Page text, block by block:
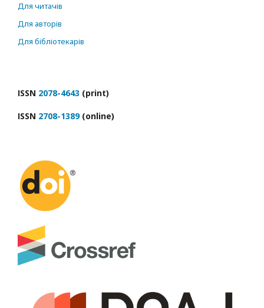
Для читачів
Для авторів
Для бібліотекарів
ІSSN 2078-4643 (print)
ІSSN 2708-1389(online)